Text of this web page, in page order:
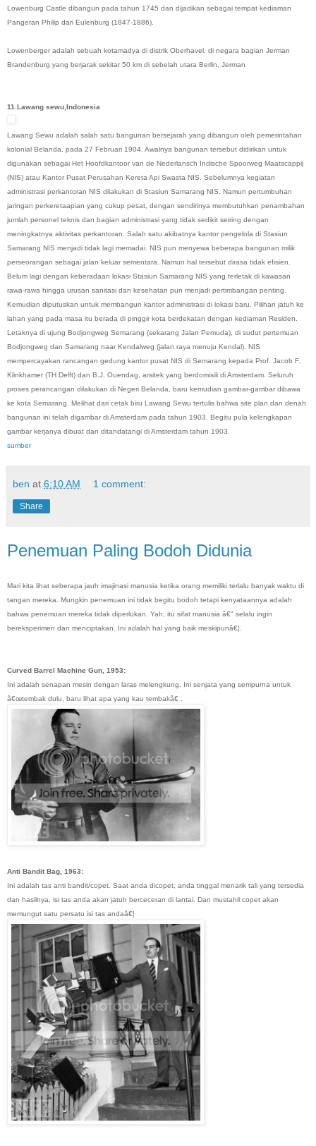
Lowenburg Castle dibangun pada tahun 1745 dan dijadikan sebagai tempat kediaman
Pangeran Philip dari Eulenburg (1847-1886).
Lowenberger adalah sebuah kotamadya di distrik Oberhavel, di negara bagian Jerman
Brandenburg yang berjarak sekitar 50 km di sebelah utara Berlin, Jerman
11.Lawang sewu,Indonesia
Lawang Sewu adalah salah satu bangunan bersejarah yang dibangun oleh pemerintahan
kolonial Belanda, pada 27 Februari 1904. Awalnya bangunan tersebut didirikan untuk
digunakan sebagai Het Hoofdkantoor van de Nederlansch Indische Spoorweg Maatscappij
(NIS) atau Kantor Pusat Perusahan Kereta Api Swasta NIS. Sebelumnya kegiatan
administrasi perkantoran NIS dilakukan di Stasiun Samarang NIS. Namun pertumbuhan
jaringan perkeretaapian yang cukup pesat, dengan sendirinya membutuhkan penambahan
jumlah personel teknis dan bagian administrasi yang tidak sedikit seiring dengan
meningkatnya aktivitas perkantoran. Salah satu akibatnya kantor pengelola di Stasiun
Samarang NIS menjadi tidak lagi memadai. NIS pun menyewa beberapa bangunan milik
perseorangan sebagai jalan keluar sementara. Namun hal tersebut dirasa tidak efisien.
Belum lagi dengan keberadaan lokasi Stasiun Samarang NIS yang terletak di kawasan
rawa-rawa hingga urusan sanitasi dan kesehatan pun menjadi pertimbangan penting.
Kemudian diputuskan untuk membangun kantor administrasi di lokasi baru. Pilihan jatuh ke
lahan yang pada masa itu berada di pinggir kota berdekatan dengan kediaman Residen.
Letaknya di ujung Bodjongweg Semarang (sekarang Jalan Pemuda), di sudut pertemuan
Bodjongweg dan Samarang naar Kendalweg (jalan raya menuju Kendal). NIS
mempercayakan rancangan gedung kantor pusat NIS di Semarang kepada Prof. Jacob F.
Klinkhamer (TH Delft) dan B.J. Ouendag, arsitek yang berdomisili di Amsterdam. Seluruh
proses perancangan dilakukan di Negeri Belanda, baru kemudian gambar-gambar dibawa
ke kota Semarang. Melihat dari cetak biru Lawang Sewu tertulis bahwa site plan dan denah
bangunan ini telah digambar di Amsterdam pada tahun 1903. Begitu pula kelengkapan
gambar kerjanya dibuat dan ditandatangi di Amsterdam tahun 1903.
sumber
ben at 6:10 AM 1 comment:
Share
Penemuan Paling Bodoh Didunia
Mari kita lihat seberapa jauh imajinasi manusia ketika orang memiliki terlalu banyak waktu di
tangan mereka. Mungkin penemuan ini tidak begitu bodoh tetapi kenyataannya adalah
bahwa penemuan mereka tidak diperlukan. Yah, itu sifat manusia â€" selalu ingin
bereksperimen dan menciptakan. Ini adalah hal yang baik meskipunâ€¦.
Curved Barrel Machine Gun, 1953:
Ini adalah senapan mesin dengan laras melengkung. Ini senjata yang sempurna untuk
â€œtembak dulu, baru lihat apa yang kau tembakâ€ .
Anti Bandit Bag, 1963:
Ini adalah tas anti bandit/copet. Saat anda dicopet, anda tinggal menarik tali yang tersedia
dan hasilnya, isi tas anda akan jatuh berceceran di lantai. Dan mustahil copet akan
memungut satu persatu isi tas andaâ€¦